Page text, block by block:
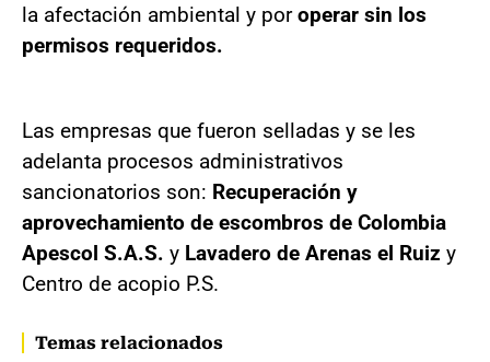
la afectación ambiental y poroperar sin los
permisos requeridos.
Las empresas que fueron selladas y se les
adelanta procesos administrativos
sancionatorios son: Recuperación y
aprovechamiento de escombros de Colombia
Apescol S.A.S. y Lavadero de Arenas el Ruiz y
Centro de acopio P.S.
Temas relacionados